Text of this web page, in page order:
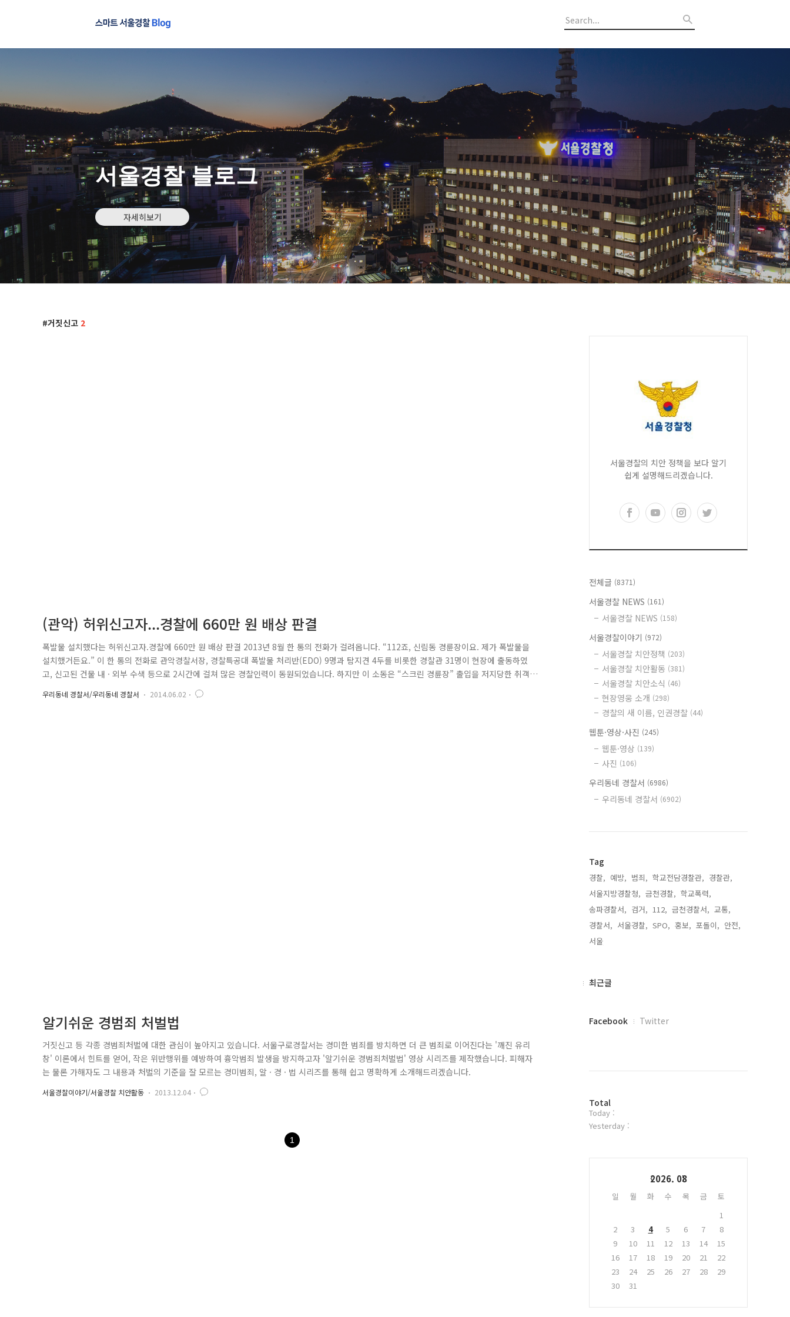
서울경찰 블로그
자세히보기
거짓신고 2
(관악) 허위신고자...경찰에 660만 원 배상 판결
폭발물 설치했다는 허위신고자.경찰에 660만 원 배상 판결 2013년 8월 한 통의 전화가 걸려옵니다. “112죠, 신림동 경륜장이요. 제가 폭발물을
설치했거든요.” 이 한 통의 전화로 관악경찰서장, 경찰특공대 폭발물 처리반(EDO) 9명과 탐지견 4두를 비롯한 경찰관 31명이 현장에 출동하였
고, 신고된 건물 내 · 외부 수색 등으로 2시간에 걸쳐 많은 경찰인력이 동원되었습니다. 하지만 이 소동은 “스크린 경륜장” 출입을 저지당한 취객
이 앙심을 품고 112에 허위신고를 한 것이었습니다. 이에 관악경찰서에서는 허위신고자에 대하여 경각심을 고취하기 위해 허위신고자를 형사처
분함과 동시에 민사상 손해배상 청구(정신적 피해 등에 따른 위자료 9,900,000원)하여 ‘14. 5. 23일 6,600,000원을 지급..
우리동네 경찰서/우리동네 경찰서 2014.06.02
알기쉬운 경범죄 처벌법
거짓신고 등 각종 경범죄처벌에 대한 관심이 높아지고 있습니다. 서울구로경찰서는 경미한 범죄를 방치하면 더 큰 범죄로 이어진다는 '깨진 유리
창' 이론에서 힌트를 얻어, 작은 위반행위를 예방하여 흉악범죄 발생을 방지하고자 '알기쉬운 경범죄처벌법' 영상 시리즈를 제작했습니다. 피해자
는 물론 가해자도 그 내용과 처벌의 기준을 잘 모르는 경미범죄, 알 · 경 · 법 시리즈를 통해 쉽고 명확하게 소개해드리겠습니다.
서울경찰이야기/서울경찰 치안활동 2013.12.04
1
서울경찰의 치안 정책을 보다 알기
쉽게 설명해드리겠습니다.
전체글 (8371)
서울경찰 NEWS (161)
서울경찰 NEWS (158)
서울경찰이야기 (972)
서울경찰 치안정책 (203)
서울경찰 치안활동 (381)
서울경찰 치안소식 (46)
현장영웅 소개 (298)
경찰의 새 이름, 인권경찰 (44)
웹툰·영상·사진 (245)
웹툰·영상 (139)
사진 (106)
우리동네 경찰서 (6986)
우리동네 경찰서 (6902)
Tag
경찰, 예방, 범죄, 학교전담경찰관, 경찰관,
서울지방경찰청, 금천경찰, 학교폭력,
송파경찰서, 검거, 112, 금천경찰서, 교통,
경찰서, 서울경찰, SPO, 홍보, 포돌이, 안전,
서울,
최
최근글
페
플
러
그
Facebook Twitter
방
문
자
Total
Today :
Yesterday :
2026. 08
일 월 화 수 목 금
토
1
2
3 4 5 6 7
8
9
10 11 12 13 14
15
16
17 18 19 20 21
22
23
24 25 26 27 28
29
30
31